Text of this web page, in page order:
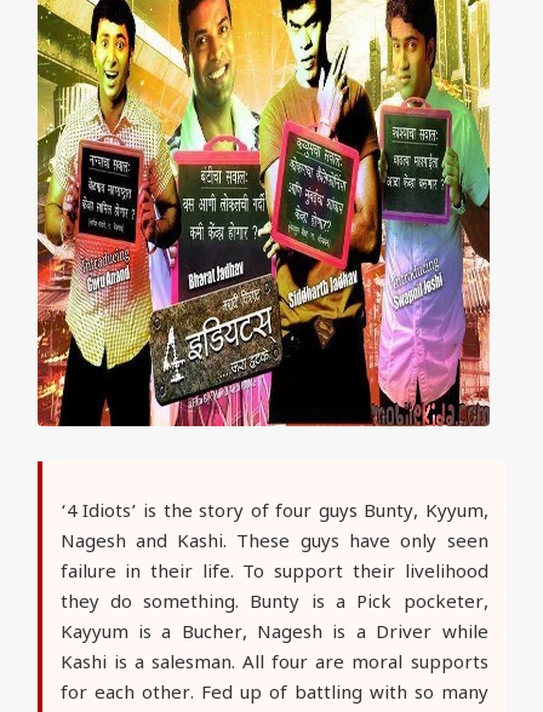
‘4 Idiots’ is the story of four guys Bunty, Kyyum,
Nagesh and Kashi. These guys have only seen
failure in their life. To support their livelihood
they do something. Bunty is a Pick pocketer,
Kayyum is a Bucher, Nagesh is a Driver while
Kashi is a salesman. All four are moral supports
for each other. Fed up of battling with so many